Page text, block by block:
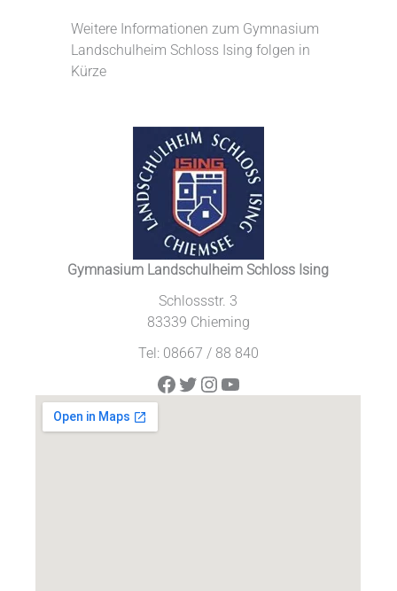
Weitere Informationen zum Gymnasium
Landschulheim Schloss Ising folgen in
Kürze
Gymnasium Landschulheim Schloss Ising
Schlossstr. 3
83339 Chieming
Tel: 08667 / 88 840
Facebook
Twitter
Instagram
YouTube